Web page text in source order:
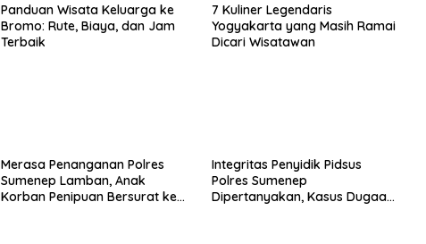
Panduan Wisata Keluarga ke
Bromo: Rute, Biaya, dan Jam
Terbaik
7 Kuliner Legendaris
Yogyakarta yang Masih Ramai
Dicari Wisatawan
Merasa Penanganan Polres
Sumenep Lamban, Anak
Korban Penipuan Bersurat ke
Integritas Penyidik Pidsus
Polres Sumenep
Dipertanyakan, Kasus Dugaan